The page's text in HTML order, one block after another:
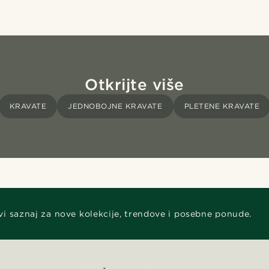
Otkrijte više
KRAVATE JEDNOBOJNE KRAVATE PLETENE KRAVATE
saznaj za nove kolekcije, trendove i posebne ponude.